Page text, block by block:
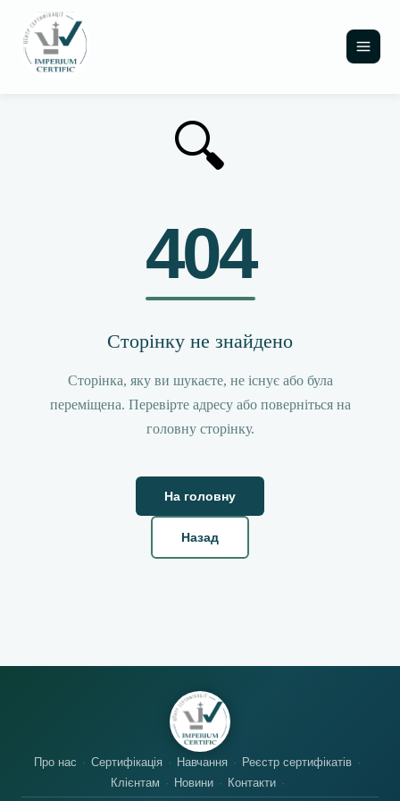
🔍
404
Сторінку не знайдено
Сторінка, яку ви шукаєте, не існує або була
переміщена. Перевірте адресу або поверніться на
головну сторінку.
На головну
Назад
Про нас Сертифікація Навчання
Реєстр сертифікатів
Клієнтам
Новини Контакти